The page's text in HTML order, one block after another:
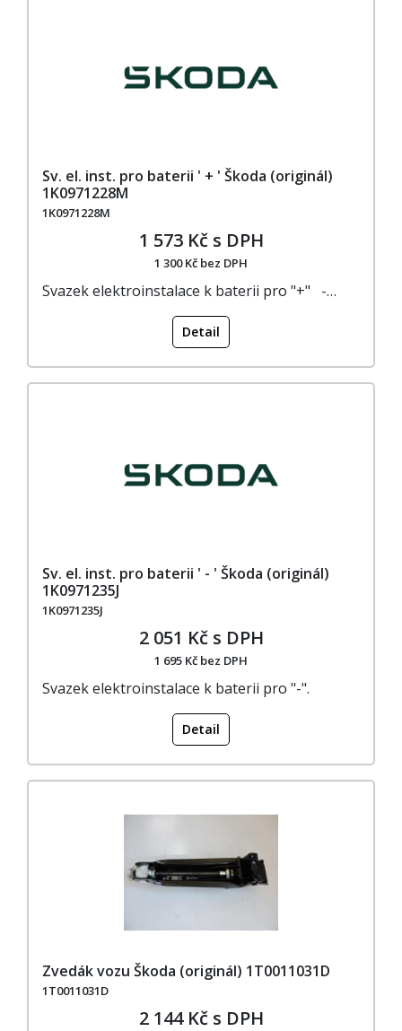
Sv. el. inst. pro baterii ' + ' Škoda (originál)
1K0971228M
1K0971228M
1 573 Kč s DPH
1 300 Kč bez DPH
Svazek elektroinstalace k baterii pro "+" -…
Detail
Sv. el. inst. pro baterii ' - ' Škoda (originál)
1K0971235J
1K0971235J
2 051 Kč s DPH
1 695 Kč bez DPH
Svazek elektroinstalace k baterii pro "-".
Detail
Zvedák vozu Škoda (originál) 1T0011031D
1T0011031D
2 144 Kč s DPH